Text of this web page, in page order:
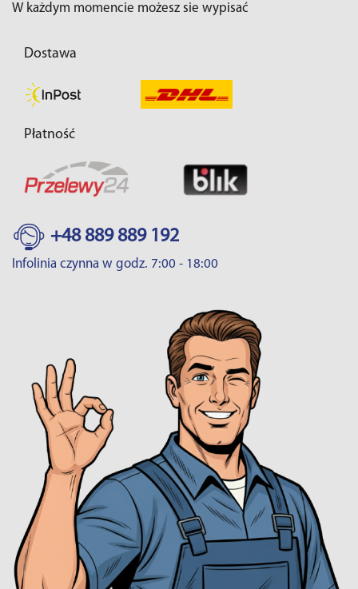
W każdym momencie możesz sie wypisać
Dostawa
Płatność
+48 889 889 192
Infolinia czynna w godz. 7:00 - 18:00